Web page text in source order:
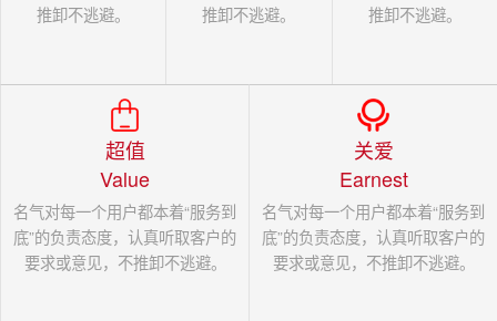
推卸不逃避。
推卸不逃避。
推卸不逃避。
超值
Value
名气对每一个用户都本着“服务到
底”的负责态度，认真听取客户的
要求或意见，不推卸不逃避。
关爱
Earnest
名气对每一个用户都本着“服务到
底”的负责态度，认真听取客户的
要求或意见，不推卸不逃避。